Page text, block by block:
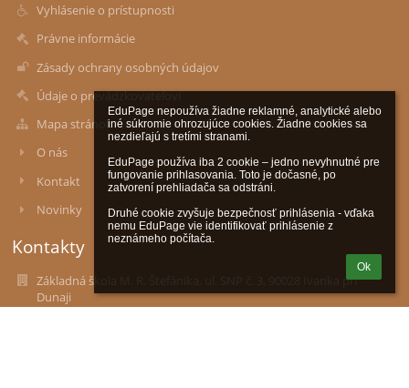
EduPage nepoužíva žiadne reklamné, analytické alebo
iné súkromie ohrozujúce cookies. Žiadne cookies sa
nezdieľajú s tretími stranami.
EduPage používa iba 2 cookie – jedno nevyhnutné pre
fungovanie prihlasovania. Toto je dočasné, po
zatvorení prehliadača sa odstráni.
Druhé cookie zvyšuje bezpečnosť prihlásenia - vďaka
nemu EduPage vie identifikovať prihlásenie z
neznámeho počítača.
Ok
Vyhlásenie o prístupnosti
Právne informácie
Zásady ochrany osobných údajov
Údaje o prevádzkovateľovi
Mapa stránok
O nás
Kontakt
Novinky
Kontakty
Základná škola M. R. Štefánika, ul. SNP č. 3, 90028 Ivanka pri
Dunaji